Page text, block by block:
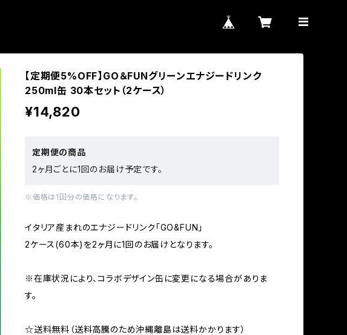
【定期便5%OFF】GO＆FUNグリーンエナジードリンク
250ml缶 30本セット（2ケース）
¥14,820
定期便の商品
2ヶ月ごとに1回のお届け予定です。
※価格は1回分の価格になります。
イタリア産まれのエナジードリンク「GO&FUN」
2ケース(60本)を2ヶ月に1回のお届けとなります。
※在庫状況により、コラボデザイン缶に変更になる場合がありま
す。
☆送料無料（送料高騰のため沖縄離島は送料かかります）